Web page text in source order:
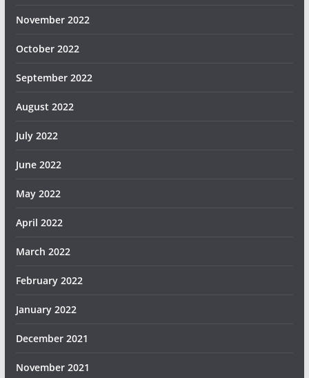
November 2022
October 2022
September 2022
August 2022
July 2022
June 2022
May 2022
April 2022
March 2022
February 2022
January 2022
December 2021
November 2021